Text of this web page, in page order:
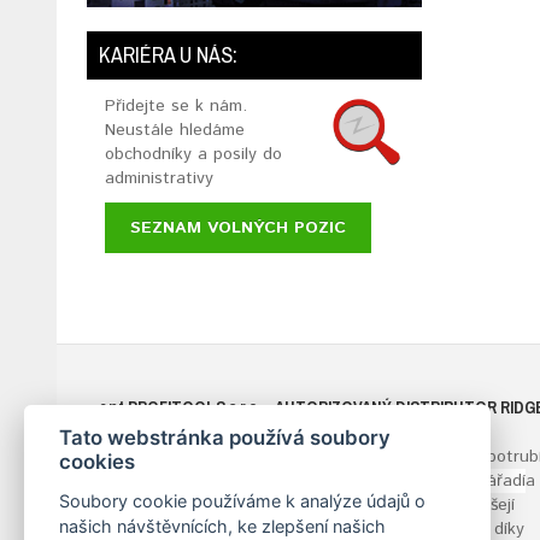
KARIÉRA U NÁS:
Přidejte se k nám.
Neustále hledáme
obchodníky a posily do
administrativy
SEZNAM VOLNÝCH POZIC
antPROFITOOLSs.r.o.- AUTORIZOVANÝ DISTRIBUTOR
TOOL COMPANY
Již více než 30 let podporujeme efektivní montáž
nářadía
nástroje pro opracování potrubí. Naše řešení přinášejí
firmám efektivitu a zisk. Hrdě poskytujeme služby, díky
Tato webstránka používá soubory
cookies
Soubory cookie používáme k analýze údajů o
našich návštěvnících, ke zlepšení našich